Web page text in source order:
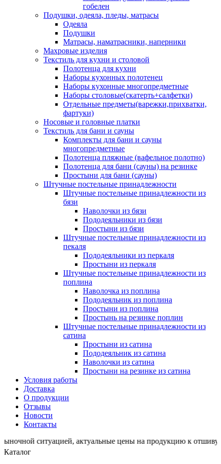
гобелен
Подушки, одеяла, пледы, матрасы
Одеяла
Подушки
Матрасы, наматрасники, наперники
Махровые изделия
Текстиль для кухни и столовой
Полотенца для кухни
Наборы кухонных полотенец
Наборы кухонные многопредметные
Наборы столовые(скатерть+салфетки)
Отдельные предметы(варежки,прихватки,
фартуки)
Носовые и головные платки
Текстиль для бани и сауны
Комплекты для бани и сауны
многопредметные
Полотенца пляжные (вафельное полотно)
Полотенца для бани (сауны) на резинке
Простыни для бани (сауны)
Штучные постельные принадлежности
Штучные постельные принадлежности из
бязи
Наволочки из бязи
Пододеяльники из бязи
Простыни из бязи
Штучные постельные принадлежности из
пекаля
Пододеяльники из перкаля
Простыни из перкаля
Штучные постельные принадлежности из
поплина
Наволочка из поплина
Пододеяльник из поплина
Простыни из поплина
Простынь на резинке поплин
Штучные постельные принадлежности из
сатина
Простыни из сатина
Пододеяльник из сатина
Наволочки из сатина
Простыни на резинке из сатина
Условия работы
Доставка
О продукции
Отзывы
Новости
Контакты
актуальные цены на продукцию к отшиву
Каталог